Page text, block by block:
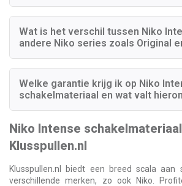
Wat is het verschil tussen Niko
andere Niko series zoals Original
Welke garantie krijg ik op Niko
schakelmateriaal en wat valt
Niko Intense
Klusspullen.nl
Klusspullen.nl biedt een breed scala aan
verschillende merken, zo ook Niko.